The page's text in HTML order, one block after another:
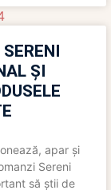
ȘI
apar și
Sereni
să știi de